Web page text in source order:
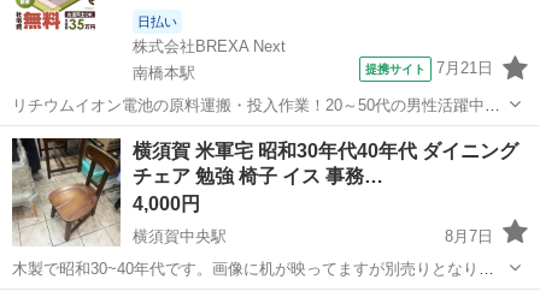
日払い
株式会社BREXA Next
南橋本駅
提携サイト 7月21日
リチウムイオン電池の原料運搬・投入作業！20～50代の男性活躍中★
ワンルーム寮完備！赴任旅費会社負担！年間休日130日★フォークリフ
ト免許お持ちの方、活躍中！就業先食堂利用可★《神奈川県相模原
市》 人気の工場のお仕事 ◇電...
神奈川 相模原市 南橋本駅 その他
横須賀 米軍宅 昭和30年代40年代 ダイニング
チェア 勉強 椅子 イス 事務…
4,000円
横須賀中央駅
8月7日
木製で昭和30~40年代です。画像に机が映ってますが別売りとなりま
す。 外寸：高さ８４ｃｍ、最大横幅３７ｃｍ、最大奥行き４７ｃｍく